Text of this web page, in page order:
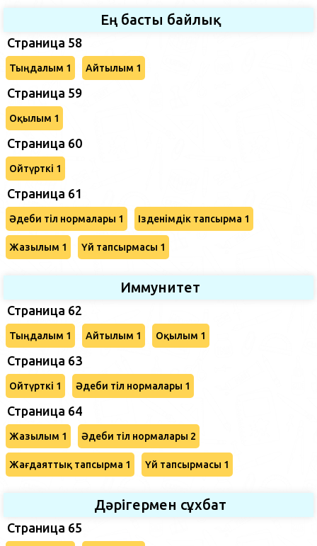
Ең басты байлық
Страница 58
Тыңдалым 1 Айтылым 1
Страница 59
Оқылым 1
Страница 60
Ойтүрткі 1
Страница 61
Әдеби тіл нормалары 1 Ізденімдік тапсырма 1
Жазылым 1 Үй тапсырмасы 1
Иммунитет
Страница 62
Тыңдалым 1 Айтылым 1 Оқылым 1
Страница 63
Ойтүрткі 1 Әдеби тіл нормалары 1
Страница 64
Жазылым 1 Әдеби тіл нормалары 2
Жағдаяттық тапсырма 1 Үй тапсырмасы 1
Дәрігермен сұхбат
Страница 65